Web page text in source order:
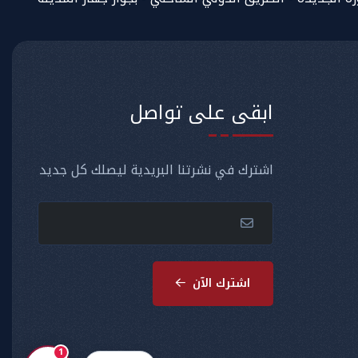
ابقى على تواصل
اشترك في نشرتنا البريدية ليصلك كل جديد
اشترك الآن
1